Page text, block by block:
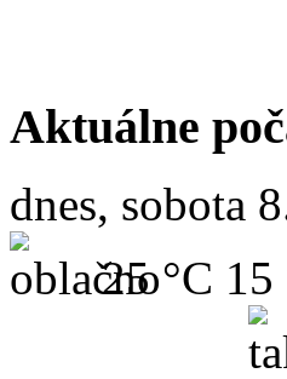
Aktuálne
dnes, sobota
25 °C 15